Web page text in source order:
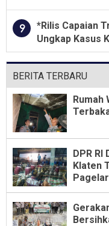
9
*Rilis Capaian
Ungkap Kasus
BERITA TERBARU
Rumah
DPR RI
Klaten